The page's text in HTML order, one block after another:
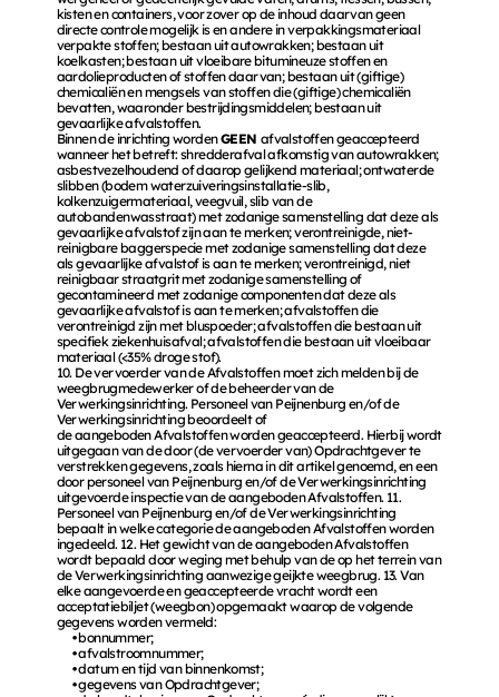
kisten en containers, voor zover op de inhoud daarvan geen
directe controle mogelijk is en andere in verpakkingsmateriaal
verpakte stoffen; bestaan uit autowrakken; bestaan uit
koelkasten; bestaan uit vloeibare bitumineuze stoffen en
aardolieproducten of stoffen daarvan; bestaan uit (giftige)
chemicaliën en mengsels van stoffen die (giftige) chemicaliën
bevatten, waaronder bestrijdingsmiddelen; bestaan uit
gevaarlijke afvalstoffen.
Binnen de inrichting worden GEEN afvalstoffen geaccepteerd
wanneer het betreft: shredderafval afkomstig van autowrakken;
asbestvezelhoudend of daarop gelijkend materiaal; ontwaterde
slibben (bodem waterzuiveringsinstallatie-slib,
kolkenzuigermateriaal, veegvuil, slib van de
autobandenwasstraat) met zodanige samenstelling dat deze als
gevaarlijke afvalstof zijn aan te merken; verontreinigde, niet-
reinigbare baggerspecie met zodanige samenstelling dat deze
als gevaarlijke afvalstof is aan te merken; verontreinigd, niet
reinigbaar straatgrit met zodanige samenstelling of
gecontamineerd met zodanige componenten dat deze als
gevaarlijke afvalstof is aan te merken; afvalstoffen die
verontreinigd zijn met bluspoeder; afvalstoffen die bestaan uit
specifiek ziekenhuisafval; afvalstoffen die bestaan uit vloeibaar
materiaal (<35% droge stof).
10. De vervoerder van de Afvalstoffen moet zich melden bij de
weegbrugmedewerker of de beheerder van de
Verwerkingsinrichting. Personeel van Peijnenburg en/of de
Verwerkingsinrichting beoordeelt of
de aangeboden Afvalstoffen worden geaccepteerd. Hierbij wordt
uitgegaan van de door (de vervoerder van) Opdrachtgever te
verstrekken gegevens, zoals hierna in dit artikel genoemd, en een
door personeel van Peijnenburg en/of de Verwerkingsinrichting
uitgevoerde inspectie van de aangeboden Afvalstoffen. 11.
Personeel van Peijnenburg en/of de Verwerkingsinrichting
bepaalt in welke categorie de aangeboden Afvalstoffen worden
ingedeeld. 12. Het gewicht van de aangeboden Afvalstoffen
wordt bepaald door weging met behulp van de op het terrein van
de Verwerkingsinrichting aanwezige geijkte weegbrug. 13. Van
elke aangevoerde en geaccepteerde vracht wordt een
acceptatiebiljet (weegbon) opgemaakt waarop de volgende
gegevens worden vermeld:
• bonnummer;
• afvalstroomnummer;
• datum en tijd van binnenkomst;
• gegevens van Opdrachtgever;